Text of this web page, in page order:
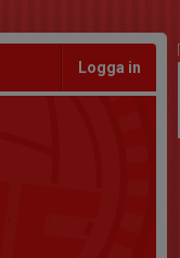
Logga in